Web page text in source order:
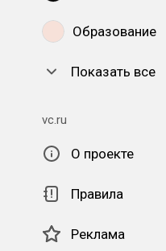
Образование
Показать все
vc.ru
О проекте
Правила
Реклама